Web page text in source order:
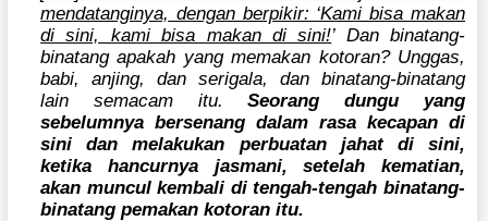
mendatanginya, dengan berpikir: ‘Kami bisa makan
di sini, kami bisa makan di sini!’ Dan binatang-
binatang apakah yang memakan kotoran? Unggas,
babi, anjing, dan serigala, dan binatang-binatang
lain semacam itu.Seorang dungu yang
sebelumnya bersenang dalam rasa kecapan di
sini dan melakukan perbuatan jahat di sini,
ketika hancurnya jasmani, setelah kematian,
akan muncul kembali di tengah-tengah binatang-
binatang pemakan kotoran itu.